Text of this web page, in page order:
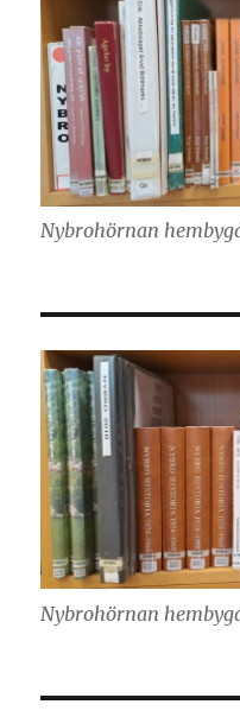
Nybrohörnan
Nybrohörnan